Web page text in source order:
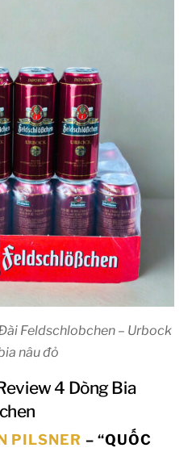
Feldschlobchen – Urbock
nâu đỏ
4 Dòng Bia
PILSNER
– “QUỐC